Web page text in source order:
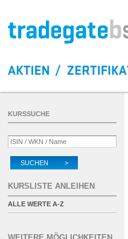
KURSSUCHE
SUCHEN >
KURSLISTE ANLEIHEN
ALLE WERTE A-Z